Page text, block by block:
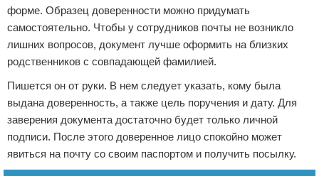
форме. Образец доверенности можно придумать
самостоятельно. Чтобы у сотрудников почты не возникло
лишних вопросов, документ лучше оформить на близких
родственников с совпадающей фамилией.
Пишется он от руки. В нем следует указать, кому была
выдана доверенность, а также цель поручения и дату. Для
заверения документа достаточно будет только личной
подписи. После этого доверенное лицо спокойно может
явиться на почту со своим паспортом и получить посылку.